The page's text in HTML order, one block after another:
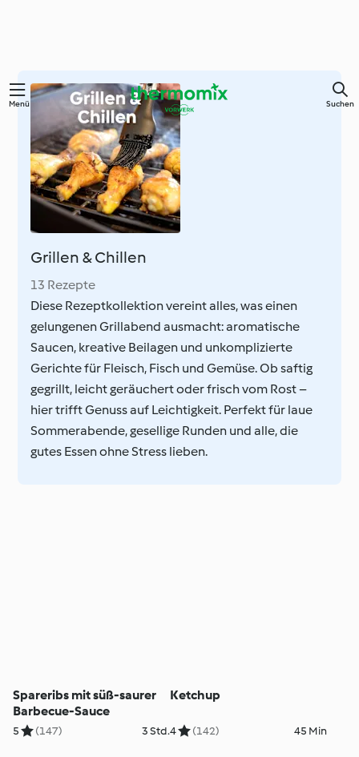
Springe
Hauptinhalt
Menü Suchen
Grillen & Chillen
13 Rezepte
Diese Rezeptkollektion vereint alles, was einen
gelungenen Grillabend ausmacht: aromatische
Saucen, kreative Beilagen und unkomplizierte
Gerichte für Fleisch, Fisch und Gemüse. Ob saftig
gegrillt, leicht geräuchert oder frisch vom Rost –
hier trifft Genuss auf Leichtigkeit. Perfekt für laue
Sommerabende, gesellige Runden und alle, die
gutes Essen ohne Stress lieben.
Spareribs mit süß-saurer
Barbecue-Sauce
5 (147) 3 Std.
Ketchup
4 (142) 45 Min